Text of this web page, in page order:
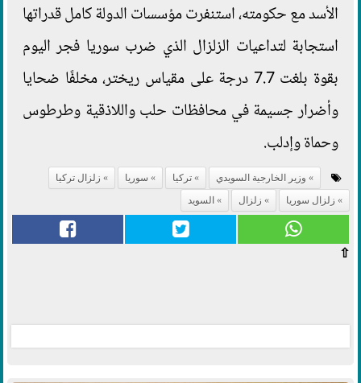
الأسد مع حكومته، استنفرت مؤسسات الدولة كامل قدراتها
استجابة لتداعيات الزلزال الذي ضرب سوريا فجر اليوم
بقوة بلغت 7.7 درجة على مقياس ريختر، مخلفًا ضحايا
وأضرار جسيمة في محافظات حلب واللاذقية وطرطوس
وحماة وإدلب.
وزير الخارجية السويدي تركيا سوريا
زلزال تركيا
زلزال سوريا
زلزال السويد
⇧